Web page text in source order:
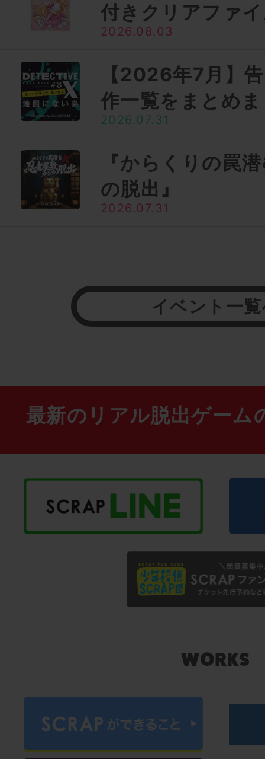
付きクリアファ
2026.08.03
【2026年7月】
作一覧をまとめ
2026.07.31
『からくりの罠
の脱出』
2026.07.31
イベント一
最新のリアル脱出ゲーム